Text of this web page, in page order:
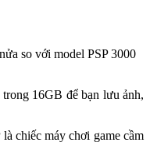
so với model PSP 3000
16GB để bạn lưu ảnh,
chiếc máy chơi game cầm